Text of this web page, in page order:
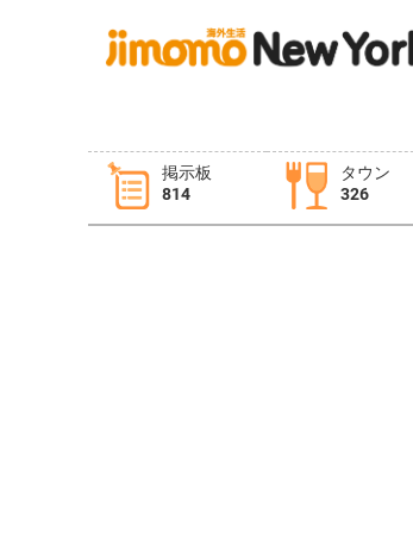
掲示板
814
タウン
326
タウン情報